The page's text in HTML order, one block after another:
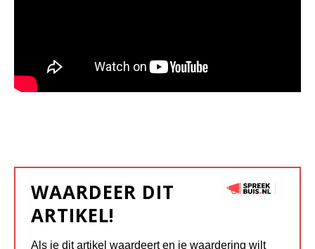
WAARDEER DIT
ARTIKEL!
Als je dit artikel waardeert en je waardering wilt